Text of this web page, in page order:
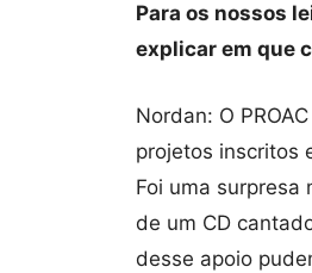
Para os nossos
explicar em que
Nordan: O
projetos inscritos
Foi uma
de um CD
desse apoio